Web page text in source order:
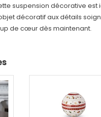
suspension décorative
décoratif aux détails
de cœur dès maintenant.